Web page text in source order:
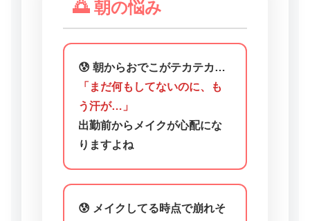
🌅 朝の悩み
😰 朝からおでこがテカテカ…
「まだ何もしてないのに、も
う汗が…」
出勤前からメイクが心配にな
りますよね
😰 メイクしてる時点で崩れそ